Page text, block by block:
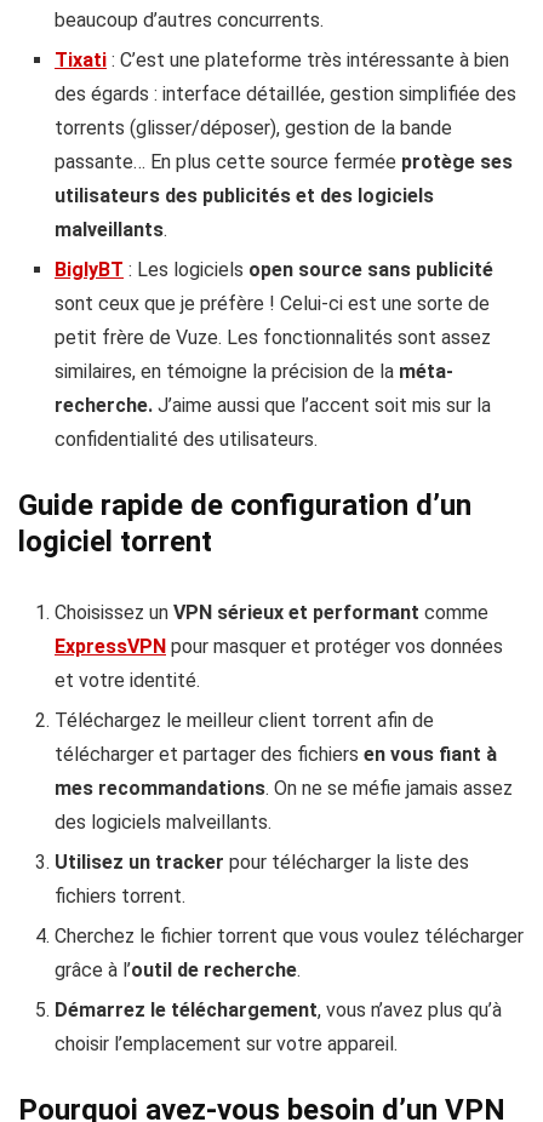
beaucoup d’autres concurrents.
Tixati : C’est une plateforme très intéressante à bien
des égards : interface détaillée, gestion simplifiée des
torrents (glisser/déposer), gestion de la bande
passante… En plus cette source fermée protège ses
utilisateurs des publicités et des logiciels
malveillants.
BiglyBT : Les logiciels open source sans publicité
sont ceux que je préfère ! Celui-ci est une sorte de
petit frère de Vuze. Les fonctionnalités sont assez
similaires, en témoigne la précision de la méta-
recherche. J’aime aussi que l’accent soit mis sur la
confidentialité des utilisateurs.
Guide rapide de configuration d’un
logiciel torrent
Choisissez un VPN sérieux et performant comme
ExpressVPN pour masquer et protéger vos données
et votre identité.
Téléchargez le meilleur client torrent afin de
télécharger et partager des fichiers en vous fiant à
mes recommandations. On ne se méfie jamais assez
des logiciels malveillants.
Utilisez un tracker pour télécharger la liste des
fichiers torrent.
Cherchez le fichier torrent que vous voulez télécharger
grâce à l’outil de recherche.
Démarrez le téléchargement, vous n’avez plus qu’à
choisir l’emplacement sur votre appareil.
Pourquoi avez-vous besoin d’un VPN